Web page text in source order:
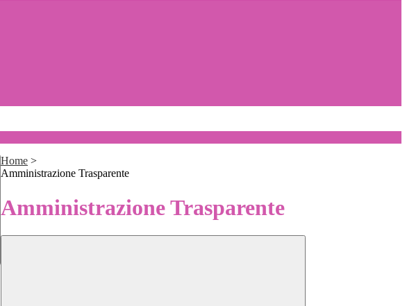
Home >
Amministrazione Trasparente
Amministrazione Trasparente